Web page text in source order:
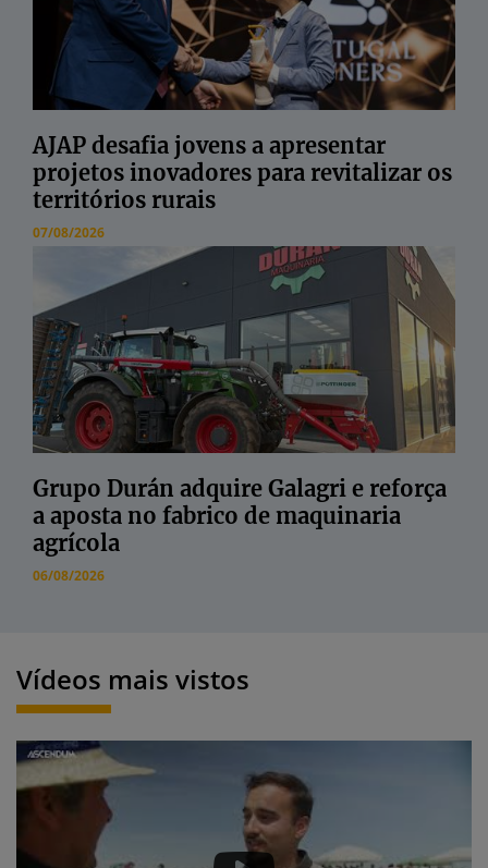
AJAP desafia jovens a apresentar
projetos inovadores para revitalizar os
territórios rurais
07/08/2026
Grupo Durán adquire Galagri e reforça
a aposta no fabrico de maquinaria
agrícola
06/08/2026
Vídeos mais vistos